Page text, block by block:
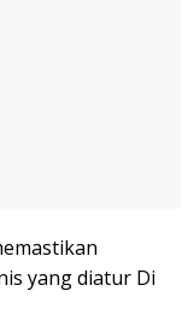
yang diatur Di